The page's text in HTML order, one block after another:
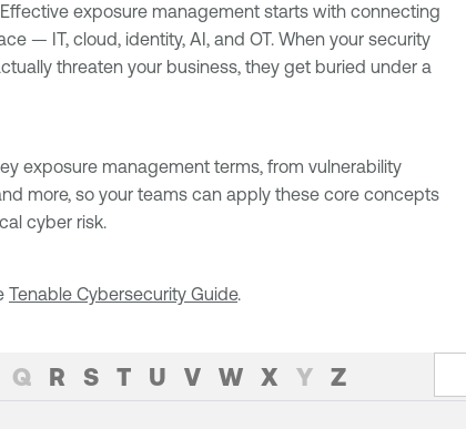
exposure management starts with connecting
— IT, cloud, identity, AI, and OT. When your security
threaten your business, they get buried under a
exposure management terms, from vulnerability
more, so your teams can apply these core concepts
cyber risk.
Tenable Cybersecurity Guide.
Q R S T U V W X Y Z